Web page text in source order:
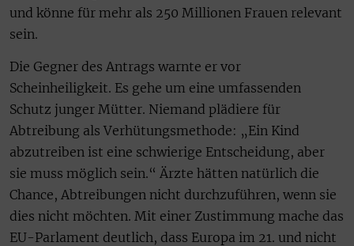
und könne für mehr als 250 Millionen Frauen relevant
sein.
Die Gegner des Antrags warnte er vor
Scheinheiligkeit. Es gehe um eine umfassenden
Schutz junger Mütter. Niemand plädiere für
Abtreibung als Verhütungsmethode: „Ein Kind
abzutreiben ist eine schwierige Entscheidung, aber
sie muss möglich sein.“ Ärzte hätten natürlich die
Chance, Abtreibungen nicht durchzuführen, wenn sie
dies nicht möchten. Mit einer Zustimmung mache das
EU-Parlament deutlich, dass Europa im 21. und nicht